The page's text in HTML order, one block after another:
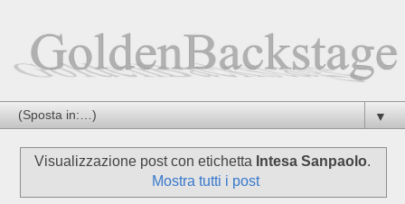
▼
Visualizzazione post con etichetta Intesa Sanpaolo.
Mostra tutti i post